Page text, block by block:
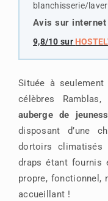
blanchisserie/
Avis sur internet
9,8/10 sur
Située à
célèbres Ramblas,
auberge de
disposant d’une
dortoirs
draps étant fournis
propre, fonctionnel,
accueillant !